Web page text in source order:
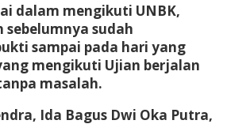
dalam mengikuti UNBK,
sebelumnya sudah
sampai pada hari yang
mengikuti Ujian berjalan
masalah.
Ida Bagus Dwi Oka Putra,